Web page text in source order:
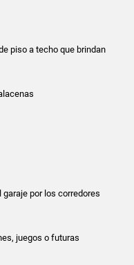
piso a techo que brindan
por los corredores
juegos o futuras